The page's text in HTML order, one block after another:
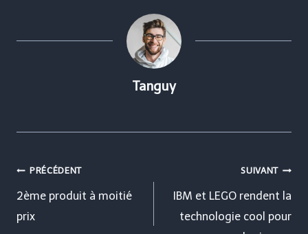
Tanguy
Navigation
de
l’article
PRÉCÉDENT
2ème produit à moitié
prix
SUIVANT
IBM et LEGO rendent la
technologie cool pour